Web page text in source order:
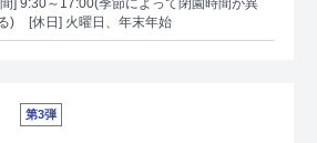
)
[休日] 火曜日、年末年始
第3弾